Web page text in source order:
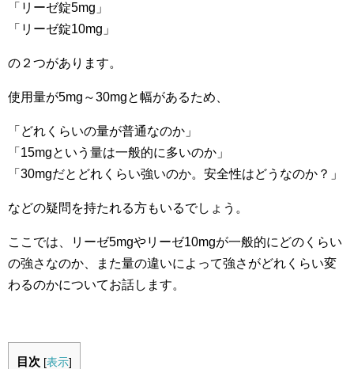
「リーゼ錠5mg」
「リーゼ錠10mg」
の２つがあります。
使用量が5mg～30mgと幅があるため、
「どれくらいの量が普通なのか」
「15mgという量は一般的に多いのか」
「30mgだとどれくらい強いのか。安全性はどうなのか？」
などの疑問を持たれる方もいるでしょう。
ここでは、リーゼ5mgやリーゼ10mgが一般的にどのくらい
の強さなのか、また量の違いによって強さがどれくらい変
わるのかについてお話します。
目次 [表示]